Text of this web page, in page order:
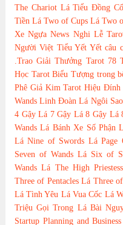
The Chariot Lá Tiểu Đồng
Tiền Lá Two of Cups Lá Two
Xe Ngựa News Nghi Lễ
Người Việt Tiểu Yết Yết câu
.Trao Giải Thưởng Tarot 78
Học Tarot Biểu Tượng trong
Phê Giả Kim Tarot Hiệu Đính
Wands Linh Đoàn Lá Ngôi Sao
4 Gậy Lá 7 Gậy Lá 8 Gậy Lá
Wands Lá Bánh Xe Số Phận
Lá Nine of Swords Lá Page
Seven of Wands Lá Six of
Wands Lá The High Priestess
Three of Pentacles Lá Three
Lá Tình Yêu Lá Vua Cốc Lá
Triệu Gọi Trong Lá Bài
Startup Planning and